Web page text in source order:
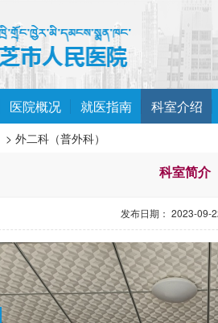
医院概况 就医指南 科室介绍
> 外二科（普外科）
科室简介
发布日期： 2023-09-